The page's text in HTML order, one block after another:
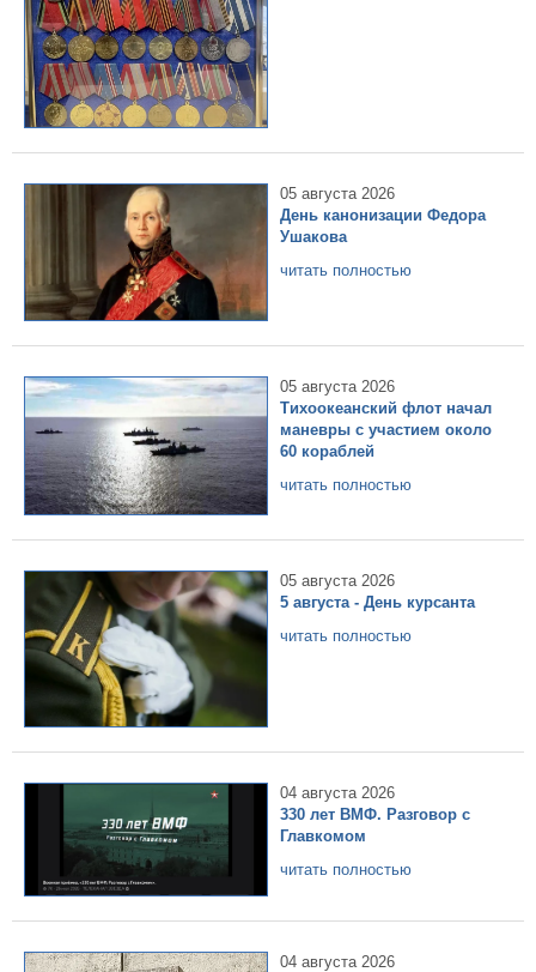
05 августа 2026
День канонизации Федора
Ушакова
читать полностью
05 августа 2026
Тихоокеанский флот начал
маневры с участием около
60 кораблей
читать полностью
05 августа 2026
5 августа - День курсанта
читать полностью
04 августа 2026
330 лет ВМФ. Разговор с
Главкомом
читать полностью
04 августа 2026